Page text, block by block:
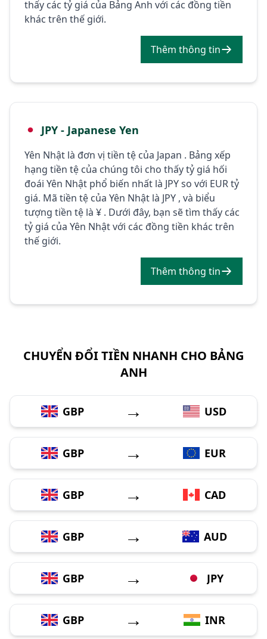
thấy các tỷ giá của Bảng Anh với các đồng tiền
khác trên thế giới.
Thêm thông tin
JPY - Japanese Yen
Yên Nhật là đơn vị tiền tệ của Japan . Bảng xếp
hạng tiền tệ của chúng tôi cho thấy tỷ giá hối
đoái Yên Nhật phổ biến nhất là JPY so với EUR tỷ
giá. Mã tiền tệ của Yên Nhật là JPY , và biểu
tượng tiền tệ là ¥ . Dưới đây, bạn sẽ tìm thấy các
tỷ giá của Yên Nhật với các đồng tiền khác trên
thế giới.
Thêm thông tin
CHUYỂN ĐỔI TIỀN NHANH CHO BẢNG
ANH
GBP → USD
GBP → EUR
GBP → CAD
GBP → AUD
GBP → JPY
GBP → INR